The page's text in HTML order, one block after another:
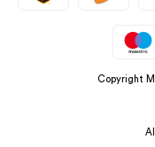
Copyright